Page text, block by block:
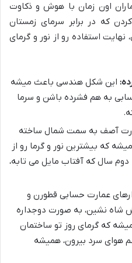
اون زمان با هوش و ذکاوت
که در برابر سرمای زمستان
استفاده رو از نور و گرمای
این شکل هندسی باعث میشه
به هم فشرده باشن و سرما
آصف به سمت شمال ساخته
که بیشترین نور و گرما رو از
سال که آفتاب مایل می تابه،
عمارت حسابی قطورن و
نشین، به صورت دوجداره
که گرمای روز تو ساختمان
هوای سرد بیرون، همیشه